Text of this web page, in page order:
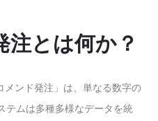
とは何か？
ンド発注」は、単なる数字の
テムは多種多様なデータを統